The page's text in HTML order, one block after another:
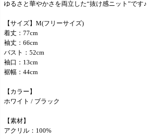
ゆるさと華やかさを両立した“抜け感ニット”です♪
【サイズ】M(フリーサイズ)
着丈：77cm
袖丈：66cm
バスト：52cm
袖口：13cm
裾幅：44cm
【カラー】
ホワイト / ブラック
【素材】
アクリル：100%